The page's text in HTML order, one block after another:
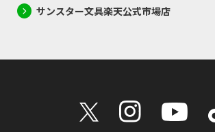
サンスター文具楽天公式市場店